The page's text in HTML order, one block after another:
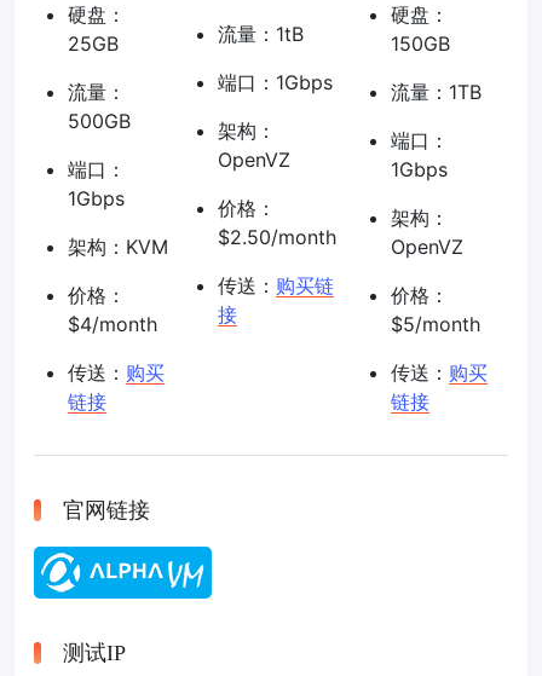
硬盘：
25GB
流量：
500GB
端口：
1Gbps
架构：KVM
价格：
$4/month
传送： 购买
链接
流量：1tB
端口：1Gbps
架构：
OpenVZ
价格：
$2.50/month
传送： 购买链
接
硬盘：
150GB
流量：1TB
端口：
1Gbps
架构：
OpenVZ
价格：
$5/month
传送： 购买
链接
官网链接
测试IP